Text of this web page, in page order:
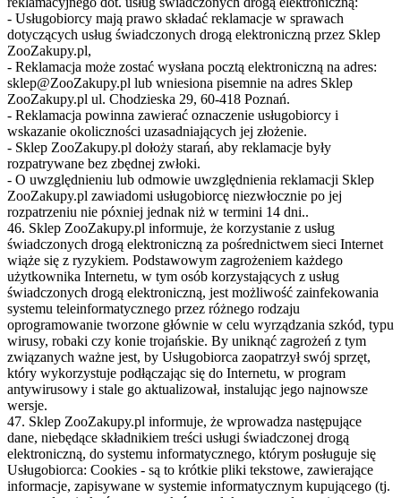
- Usługobiorcy mają prawo składać reklamacje w sprawach
dotyczących usług świadczonych drogą elektroniczną przez Sklep
ZooZakupy.pl,
- Reklamacja może zostać wysłana pocztą elektroniczną na adres:
sklep@ZooZakupy.pl lub wniesiona pisemnie na adres Sklep
ZooZakupy.pl ul. Chodzieska 29, 60-418 Poznań.
- Reklamacja powinna zawierać oznaczenie usługobiorcy i
wskazanie okoliczności uzasadniających jej złożenie.
- Sklep ZooZakupy.pl dołoży starań, aby reklamacje były
rozpatrywane bez zbędnej zwłoki.
- O uwzględnieniu lub odmowie uwzględnienia reklamacji Sklep
ZooZakupy.pl zawiadomi usługobiorcę niezwłocznie po jej
rozpatrzeniu nie póxniej jednak niż w termini 14 dni..
46. Sklep ZooZakupy.pl informuje, że korzystanie z usług
świadczonych drogą elektroniczną za pośrednictwem sieci Internet
wiąże się z ryzykiem. Podstawowym zagrożeniem każdego
użytkownika Internetu, w tym osób korzystających z usług
świadczonych drogą elektroniczną, jest możliwość zainfekowania
systemu teleinformatycznego przez różnego rodzaju
oprogramowanie tworzone głównie w celu wyrządzania szkód, typu
wirusy, robaki czy konie trojańskie. By uniknąć zagrożeń z tym
związanych ważne jest, by Usługobiorca zaopatrzył swój sprzęt,
który wykorzystuje podłączając się do Internetu, w program
antywirusowy i stale go aktualizował, instalując jego najnowsze
wersje.
47. Sklep ZooZakupy.pl informuje, że wprowadza następujące
dane, niebędące składnikiem treści usługi świadczonej drogą
elektroniczną, do systemu informatycznego, którym posługuje się
Usługobiorca: Cookies - są to krótkie pliki tekstowe, zawierające
informacje, zapisywane w systemie informatycznym kupującego (tj.